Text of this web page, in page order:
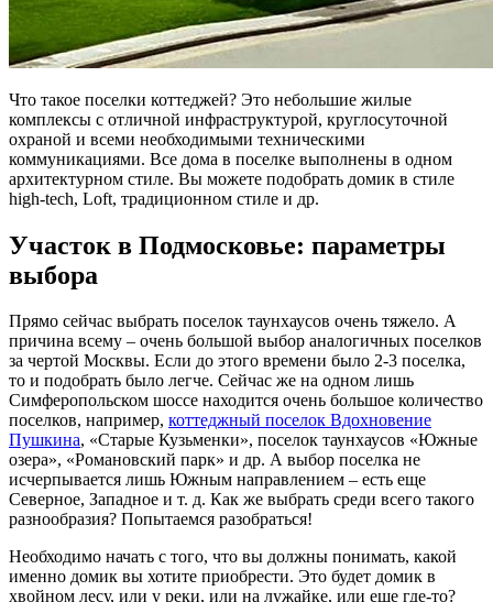
Что такое поселки коттеджей? Это небольшие жилые
комплексы с отличной инфраструктурой, круглосуточной
охраной и всеми необходимыми техническими
коммуникациями. Все дома в поселке выполнены в одном
архитектурном стиле. Вы можете подобрать домик в стиле
high-tech, Loft, традиционном стиле и др.
Участок в Подмосковье: параметры
выбора
Прямо сейчас выбрать поселок таунхаусов очень тяжело. А
причина всему – очень большой выбор аналогичных поселков
за чертой Москвы. Если до этого времени было 2-3 поселка,
то и подобрать было легче. Сейчас же на одном лишь
Симферопольском шоссе находится очень большое количество
поселков, например, коттеджный поселок Вдохновение
Пушкина, «Старые Кузьменки», поселок таунхаусов «Южные
озера», «Романовский парк» и др. А выбор поселка не
исчерпывается лишь Южным направлением – есть еще
Северное, Западное и т. д. Как же выбрать среди всего такого
разнообразия? Попытаемся разобраться!
Необходимо начать с того, что вы должны понимать, какой
именно домик вы хотите приобрести. Это будет домик в
хвойном лесу, или у реки, или на лужайке, или еще где-то?